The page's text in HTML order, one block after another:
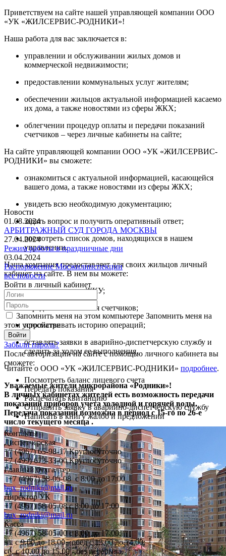
Приветствуем на сайте нашей управляющей компании ООО
«УК «ЖИЛСЕРВИС-РОДНИКИ»!
Наша работа для вас заключается в:
управлении и обслуживании жилых домов и
коммерческой недвижимости;
предоставлении коммунальных услуг жителям;
обеспечении жильцов актуальной информацией касаемо
их дома, а также новостями из сферы ЖКХ;
облегчении процедур оплаты и передачи показаний
счетчиков – через личные кабинеты на сайте;
На сайте управляющей компании ООО «УК «ЖИЛСЕРВИС-
РОДНИКИ» вы сможете:
ознакомиться с актуальной информацией, касающейся
вашего дома, а также новостями из сферы ЖКХ;
увидеть всю необходимую документацию;
задать вопрос и получить оперативный ответ;
посмотреть список домов, находящихся в нашем
управлении.
Наша компания предоставляет для своих жильцов личный
кабинет на сайте. В нем вы можете:
оплачивать счета ЖКУ;
передавать показания счетчиков;
просматривать историю операций;
оставлять заявки в аварийно-диспетчерскую службу и
следить за ходом ее выполнения.
Читайте о ООО «УК «ЖИЛСЕРВИС-РОДНИКИ» подробнее.
Уважаемые жители микрорайона «Родники»!
В личных кабинетах жителей есть возможность передачи
показаний приборов учета холодной и горячей воды.
Передача показаний возможна в период с 15-го по 26-е
число текущего месяца .
Новости
01.08.2024
АРБИТРАЖНЫЙ СУД ГОРОДА МОСКВЫ
27.04.2024
Режим работы в праздничные дни
03.04.2024
Распоряжение Мосжилинспекции
все новости
Войти в личный кабинет
Запомнить меня на этом компьютере Запомнить меня на
этом устройстве
Забыли пароль?
После авторизации на сайте с помощью личного кабинета вы
сможете:
Посмотреть баланс лицевого счета
Передать показания
Распечатать квитанцию
Отправить заявку в аварийно-диспетчерскую службу
Написать в книгу жалоб и предложений
Контакты
Диспетчерская
+7 (4967) 65-98-17 Круглосуточно
+7 (499) 673-33-00 Круглосуточно
Главный бухгалтер
+7 (4967) 58-05-08 с 8:00 до 17:00
bux_rodniki@mail.ru
Директор УК
+7 (4967) 58-05-08 с 8:00 до 17:00
bux_rodniki@mail.ru
Касса
+7 (4967) 58-05-00 с 8.00 до 17.00,
вт. с 9.00 до 18.00 - обед с 13.00 до 14.00;
сб. с 10.00 до 15.00 - без перерыва.